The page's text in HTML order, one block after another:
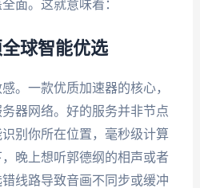
面。这就意味着：
球智能优选
。一款优质加速器的核心，
器网络。好的服务并非节点
别你所在位置，毫秒级计算
晚上想听郭德纲的相声或者
线路导致音画不同步或缓冲